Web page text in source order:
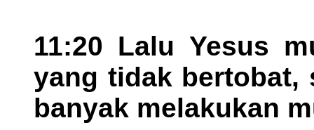
11:20 Lalu Yesus
yang tidak
banyak melakukan